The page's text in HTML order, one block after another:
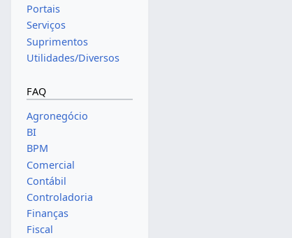
Portais
Serviços
Suprimentos
Utilidades/Diversos
FAQ
Agronegócio
BI
BPM
Comercial
Contábil
Controladoria
Finanças
Fiscal